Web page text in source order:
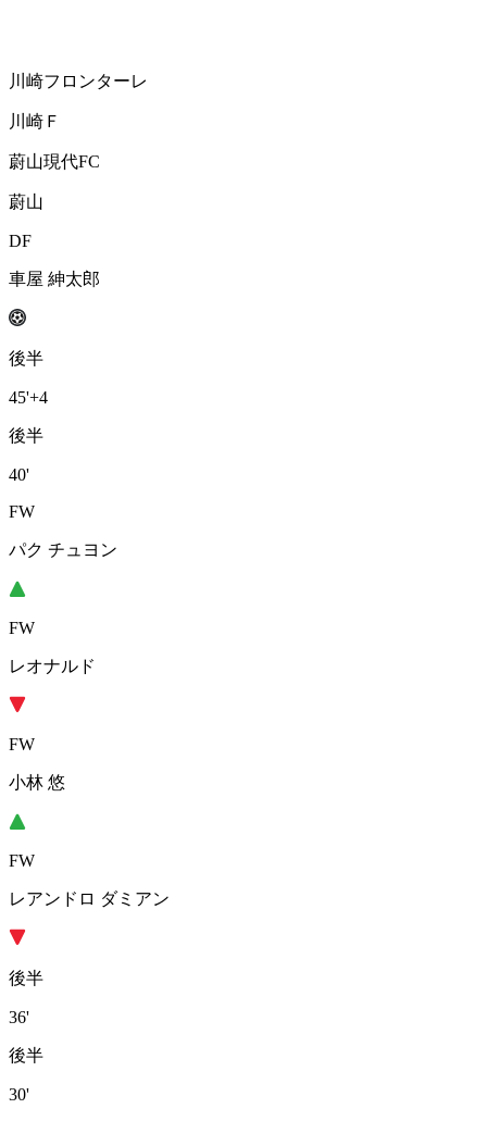
川崎フロンターレ
川崎Ｆ
蔚山現代FC
蔚山
DF
車屋 紳太郎
後半
45'+4
後半
40'
FW
パク チュヨン
FW
レオナルド
FW
小林 悠
FW
レアンドロ ダミアン
後半
36'
後半
30'